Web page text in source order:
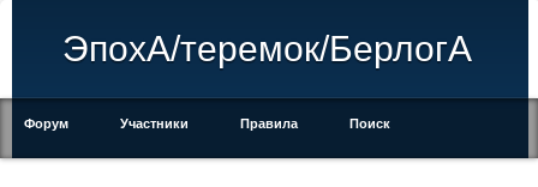
ЭпохА/теремок/БерлогА
Форум Участники Правила Поиск